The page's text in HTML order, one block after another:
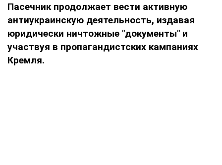
Пасечник продолжает вести активную
антиукраинскую деятельность, издавая
юридически ничтожные "документы" и
участвуя в пропагандистских кампаниях
Кремля.